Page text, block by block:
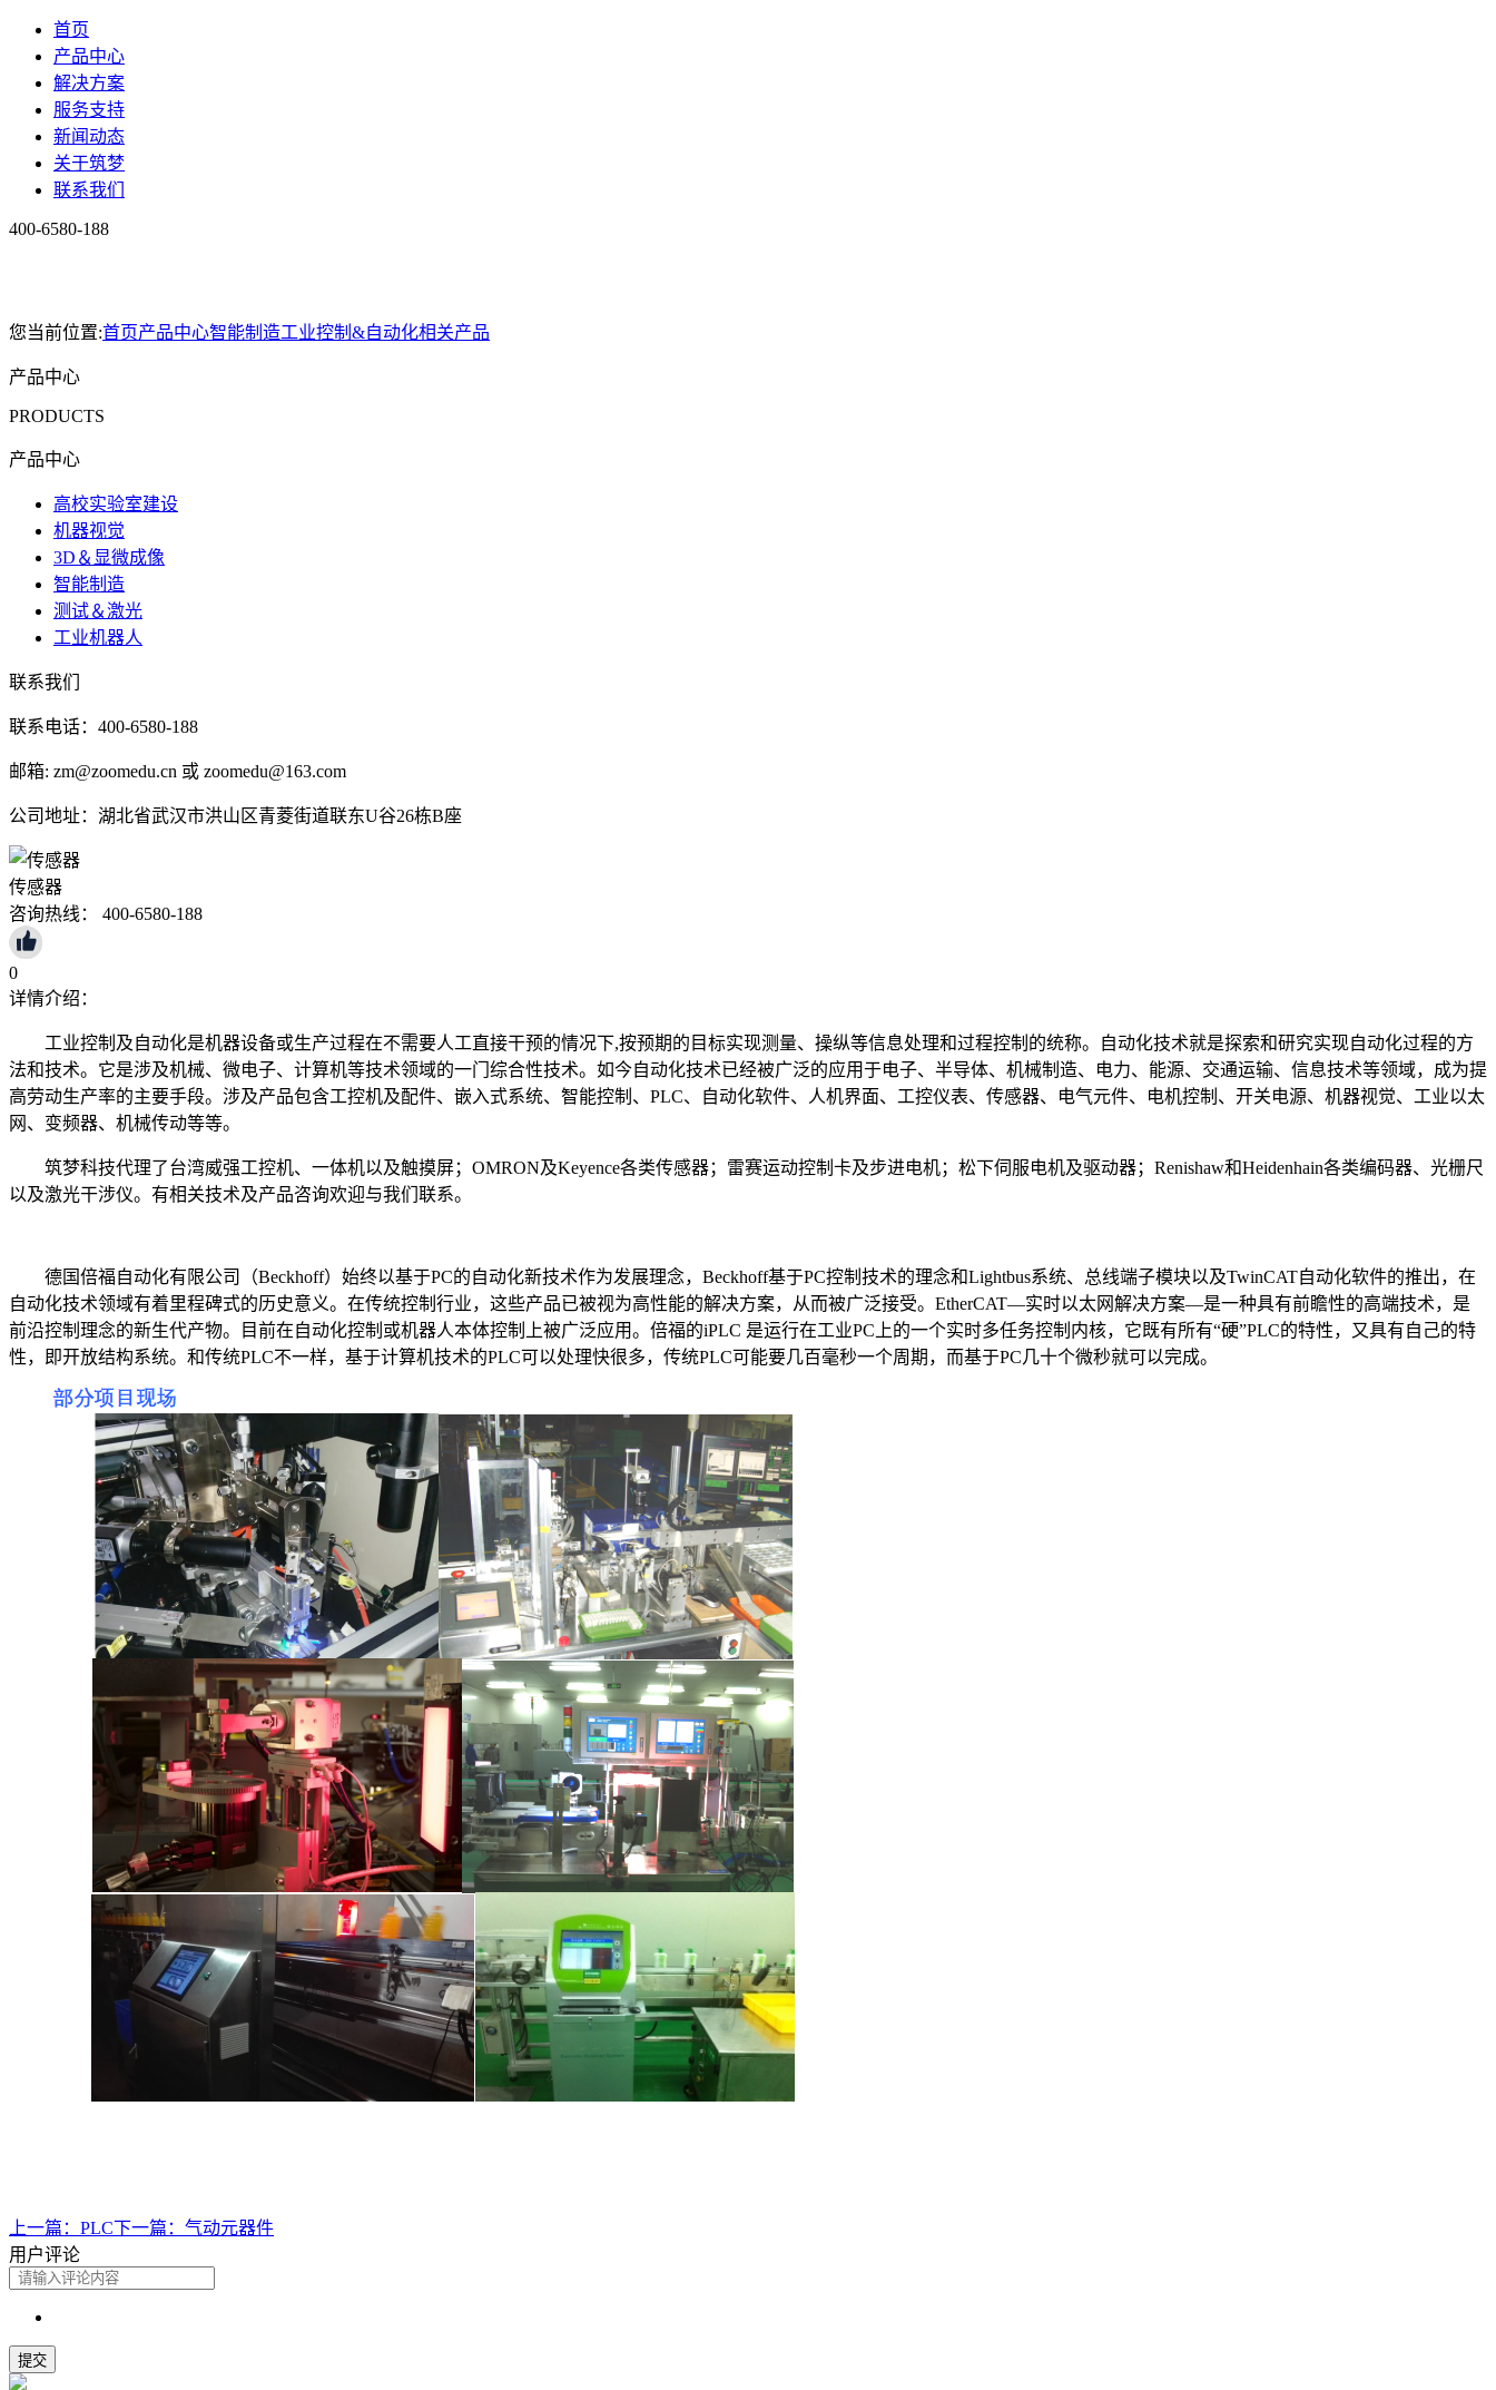
首页
产品中心
解决方案
服务支持
新闻动态
关于筑梦
联系我们
400-6580-188
您当前位置:首页产品中心智能制造工业控制&自动化相关产品
产品中心
PRODUCTS
产品中心
高校实验室建设
机器视觉
3D＆显微成像
智能制造
测试＆激光
工业机器人
联系我们
联系电话：400-6580-188
邮箱: zm@zoomedu.cn 或 zoomedu@163.com
公司地址：湖北省武汉市洪山区青菱街道联东U谷26栋B座
传感器
咨询热线： 400-6580-188
0
详情介绍：
工业控制及自动化是机器设备或生产过程在不需要人工直接干预的情况下,按预期的目标实现测量、操纵等信息处理和过程控制的统称。自动化技术就是探索和研究实现自动化过程的方
法和技术。它是涉及机械、微电子、计算机等技术领域的一门综合性技术。如今自动化技术已经被广泛的应用于电子、半导体、机械制造、电力、能源、交通运输、信息技术等领域，成为提
高劳动生产率的主要手段。涉及产品包含工控机及配件、嵌入式系统、智能控制、PLC、自动化软件、人机界面、工控仪表、传感器、电气元件、电机控制、开关电源、机器视觉、工业以太
网、变频器、机械传动等等。
筑梦科技代理了台湾威强工控机、一体机以及触摸屏；OMRON及Keyence各类传感器；雷赛运动控制卡及步进电机；松下伺服电机及驱动器；Renishaw和Heidenhain各类编码器、光栅尺
以及激光干涉仪。有相关技术及产品咨询欢迎与我们联系。
德国倍福自动化有限公司（Beckhoff）始终以基于PC的自动化新技术作为发展理念，Beckhoff基于PC控制技术的理念和Lightbus系统、总线端子模块以及TwinCAT自动化软件的推出，在
自动化技术领域有着里程碑式的历史意义。在传统控制行业，这些产品已被视为高性能的解决方案，从而被广泛接受。EtherCAT—实时以太网解决方案—是一种具有前瞻性的高端技术，是
前沿控制理念的新生代产物。目前在自动化控制或机器人本体控制上被广泛应用。倍福的iPLC 是运行在工业PC上的一个实时多任务控制内核，它既有所有“硬”PLC的特性，又具有自己的特
性，即开放结构系统。和传统PLC不一样，基于计算机技术的PLC可以处理快很多，传统PLC可能要几百毫秒一个周期，而基于PC几十个微秒就可以完成。
上一篇： PLC下一篇： 气动元器件
用户评论